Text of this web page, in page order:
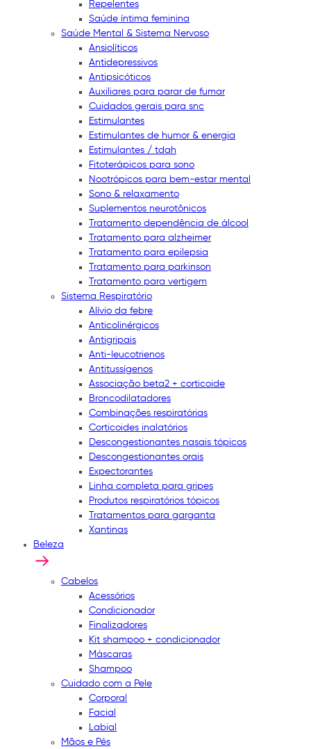
Repelentes
Saúde íntima feminina
Saúde Mental & Sistema Nervoso
Ansiolíticos
Antidepressivos
Antipsicóticos
Auxiliares para parar de fumar
Cuidados gerais para snc
Estimulantes
Estimulantes de humor & energia
Estimulantes / tdah
Fitoterápicos para sono
Nootrópicos para bem-estar mental
Sono & relaxamento
Suplementos neurotônicos
Tratamento dependência de álcool
Tratamento para alzheimer
Tratamento para epilepsia
Tratamento para parkinson
Tratamento para vertigem
Sistema Respiratório
Alívio da febre
Anticolinérgicos
Antigripais
Anti-leucotrienos
Antitussígenos
Associação beta2 + corticoide
Broncodilatadores
Combinações respiratórias
Corticoides inalatórios
Descongestionantes nasais tópicos
Descongestionantes orais
Expectorantes
Linha completa para gripes
Produtos respiratórios tópicos
Tratamentos para garganta
Xantinas
Beleza
Cabelos
Acessórios
Condicionador
Finalizadores
Kit shampoo + condicionador
Máscaras
Shampoo
Cuidado com a Pele
Corporal
Facial
Labial
Mãos e Pés